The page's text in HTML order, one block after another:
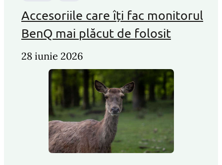
Accesoriile care îți fac monitorul
BenQ mai plăcut de folosit
28 iunie 2026